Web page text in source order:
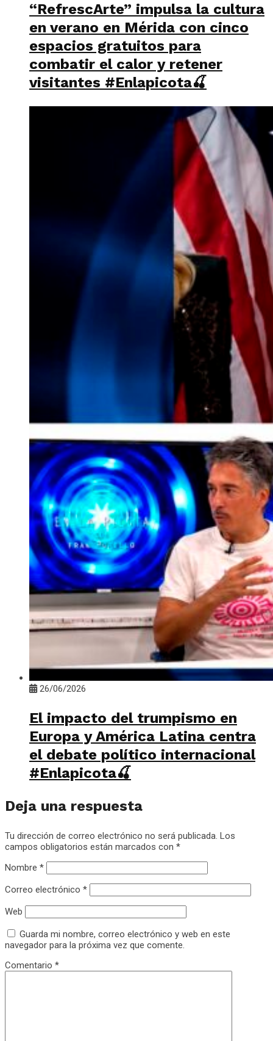
“RefrescArte” impulsa la cultura
en verano en Mérida con cinco
espacios gratuitos para
combatir el calor y retener
visitantes #Enlapicota🍒
26/06/2026
El impacto del trumpismo en
Europa y América Latina centra
el debate político internacional
#Enlapicota🍒
Deja una respuesta
Tu dirección de correo electrónico no será publicada. Los
campos obligatorios están marcados con *
Nombre *
Correo electrónico *
Web
Guarda mi nombre, correo electrónico y web en este
navegador para la próxima vez que comente.
Comentario *